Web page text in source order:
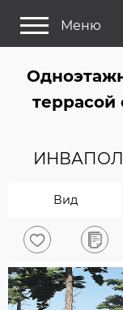
Меню
Как выбрать
Задайте Ваш
Поиск
Найти
На главную
террасой
Вид